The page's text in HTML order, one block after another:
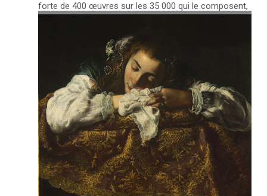
forte de 400 œuvres sur les 35 000 qui le composent,
VOIR L'ARTICLE →